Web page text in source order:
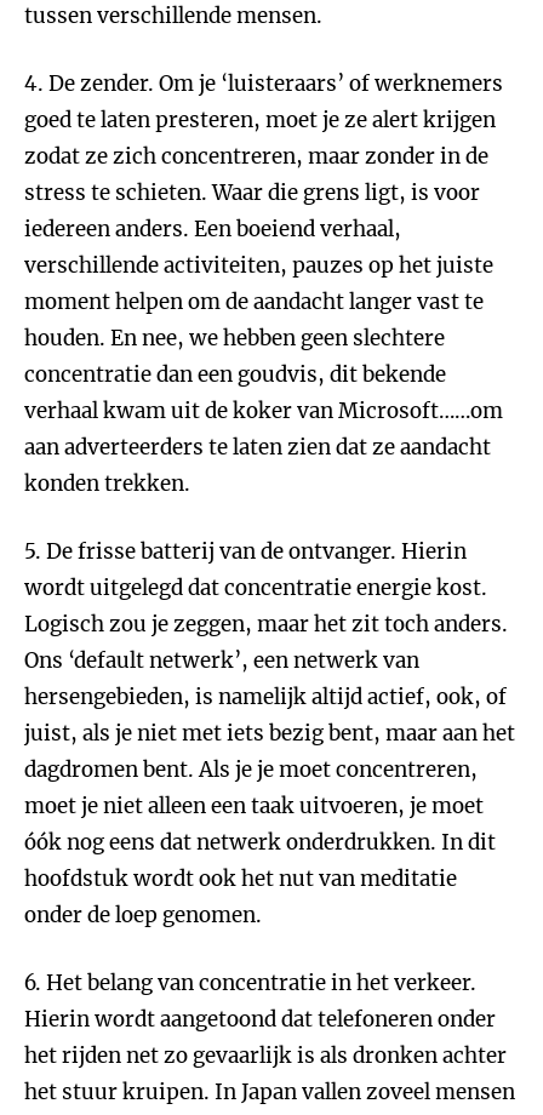
tussen verschillende mensen.
4. De zender. Om je ‘luisteraars’ of werknemers
goed te laten presteren, moet je ze alert krijgen
zodat ze zich concentreren, maar zonder in de
stress te schieten. Waar die grens ligt, is voor
iedereen anders. Een boeiend verhaal,
verschillende activiteiten, pauzes op het juiste
moment helpen om de aandacht langer vast te
houden. En nee, we hebben geen slechtere
concentratie dan een goudvis, dit bekende
verhaal kwam uit de koker van Microsoft……om
aan adverteerders te laten zien dat ze aandacht
konden trekken.
5. De frisse batterij van de ontvanger. Hierin
wordt uitgelegd dat concentratie energie kost.
Logisch zou je zeggen, maar het zit toch anders.
Ons ‘default netwerk’, een netwerk van
hersengebieden, is namelijk altijd actief, ook, of
juist, als je niet met iets bezig bent, maar aan het
dagdromen bent. Als je je moet concentreren,
moet je niet alleen een taak uitvoeren, je moet
óók nog eens dat netwerk onderdrukken. In dit
hoofdstuk wordt ook het nut van meditatie
onder de loep genomen.
6. Het belang van concentratie in het verkeer.
Hierin wordt aangetoond dat telefoneren onder
het rijden net zo gevaarlijk is als dronken achter
het stuur kruipen. In Japan vallen zoveel mensen